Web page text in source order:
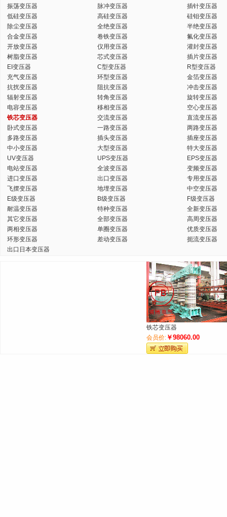
振荡变压器
脉冲变压器
插针变压器
低硅变压器
高硅变压器
硅钼变压器
除尘变压器
全绝变压器
半绝变压器
合金变压器
卷铁变压器
氟化变压器
开放变压器
仪用变压器
灌封变压器
树脂变压器
芯式变压器
插片变压器
EI变压器
C型变压器
R型变压器
充气变压器
环型变压器
金箔变压器
抗扰变压器
阻抗变压器
冲击变压器
辐射变压器
转角变压器
旋转变压器
电容变压器
移相变压器
空心变压器
铁芯变压器
交流变压器
直流变压器
卧式变压器
一路变压器
两路变压器
多路变压器
插头变压器
插座变压器
中小变压器
大型变压器
特大变压器
UV变压器
UPS变压器
EPS变压器
电站变压器
全波变压器
变频变压器
进口变压器
出口变压器
专用变压器
飞摆变压器
地埋变压器
中空变压器
E级变压器
B级变压器
F级变压器
耐温变压器
特种变压器
全新变压器
其它变压器
全部变压器
高周变压器
两相变压器
单圈变压器
优质变压器
环形变压器
差动变压器
扼流变压器
出口日本变压器
铁芯变压器
会员价:￥98060.00